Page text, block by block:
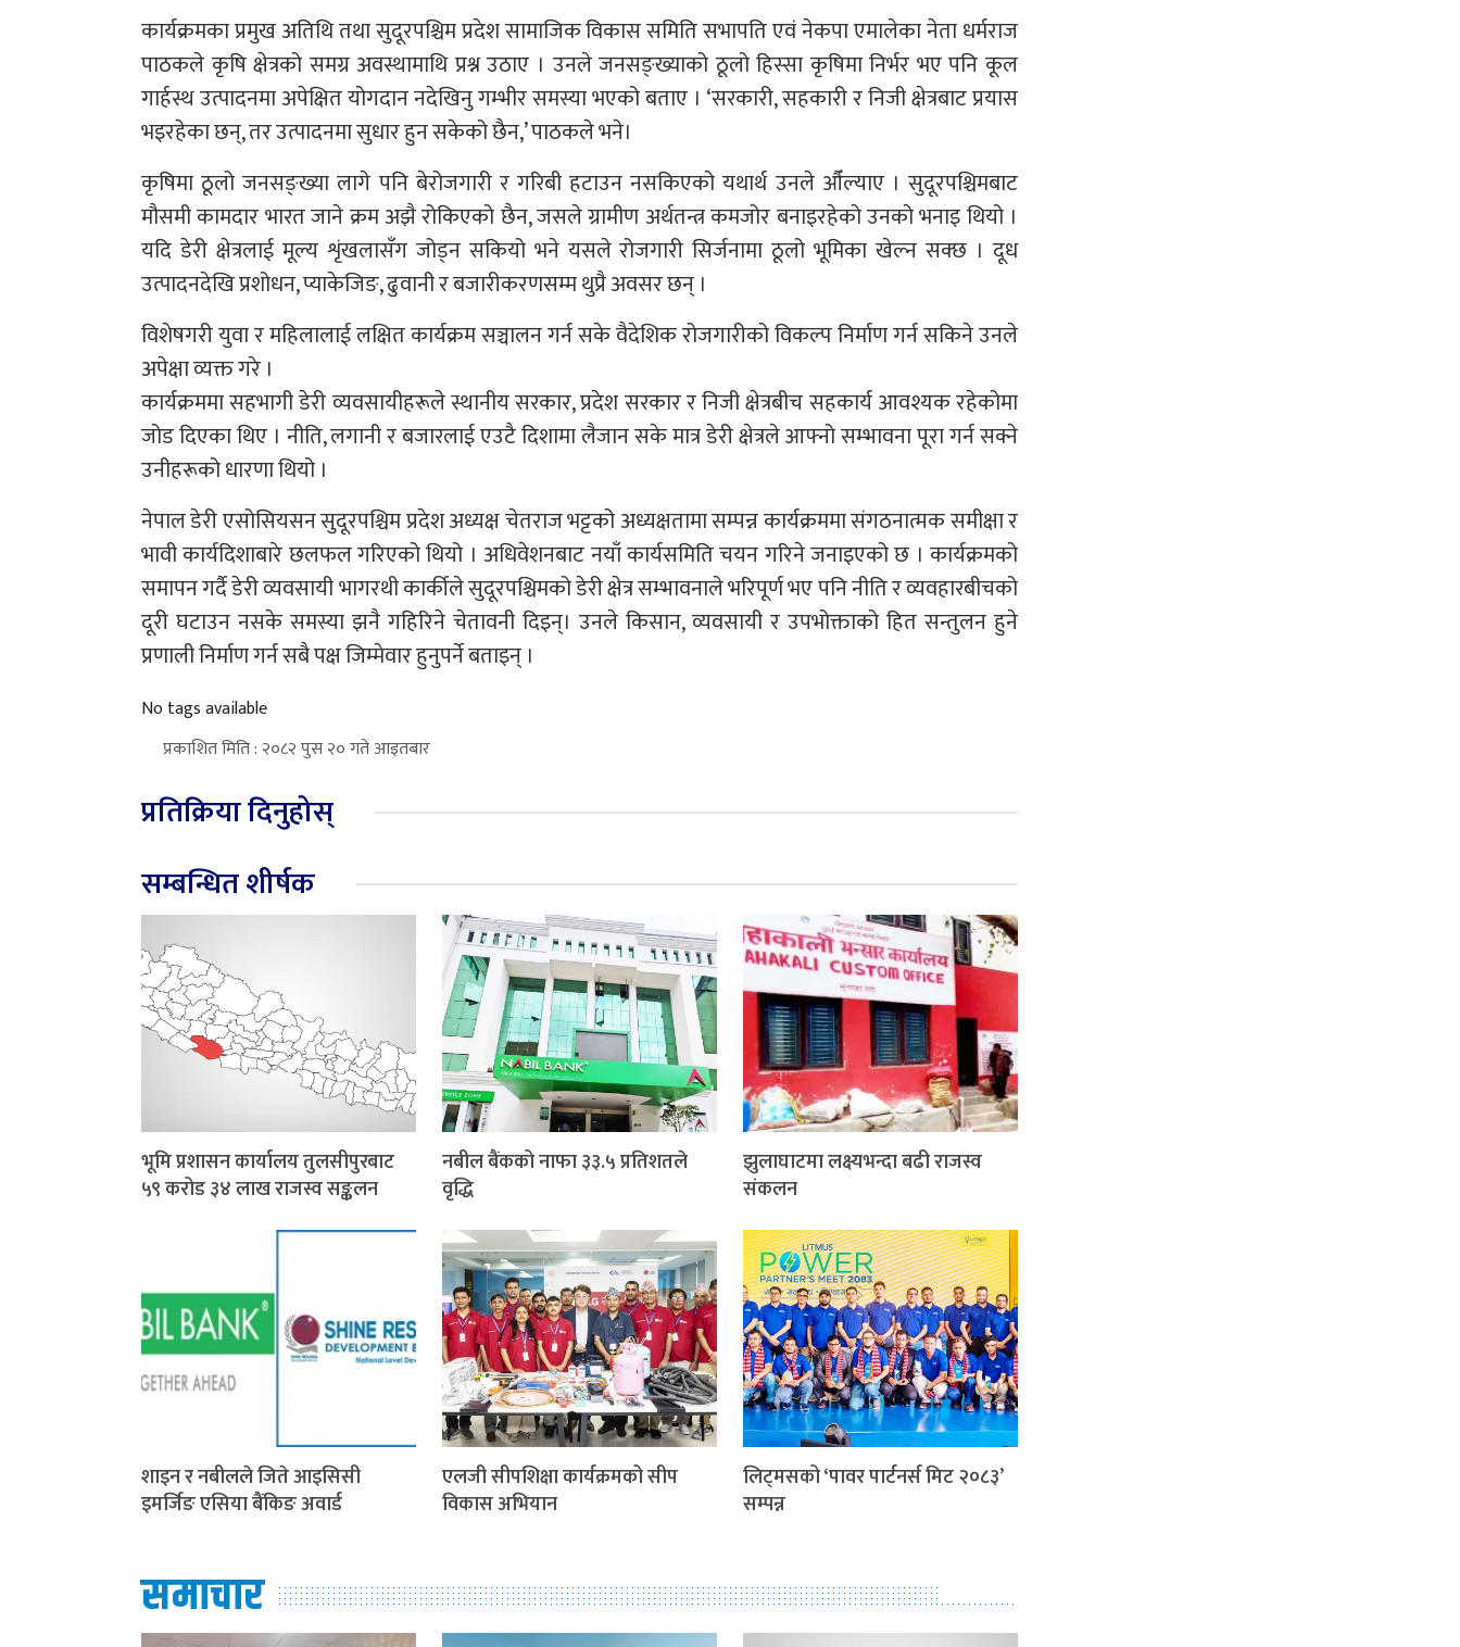
कार्यक्रमका प्रमुख अतिथि तथा सुदूरपश्चिम प्रदेश सामाजिक विकास समिति सभापति एवं नेकपा एमालेका नेता धर्मराज
पाठकले कृषि क्षेत्रको समग्र अवस्थामाथि प्रश्न उठाए । उनले जनसङ्ख्याको ठूलो हिस्सा कृषिमा निर्भर भए पनि कूल
गार्हस्थ उत्पादनमा अपेक्षित योगदान नदेखिनु गम्भीर समस्या भएको बताए । ‘सरकारी, सहकारी र निजी क्षेत्रबाट प्रयास
भइरहेका छन्, तर उत्पादनमा सुधार हुन सकेको छैन,’ पाठकले भने।
कृषिमा ठूलो जनसङ्ख्या लागे पनि बेरोजगारी र गरिबी हटाउन नसकिएको यथार्थ उनले औँल्याए । सुदूरपश्चिमबाट
मौसमी कामदार भारत जाने क्रम अझै रोकिएको छैन, जसले ग्रामीण अर्थतन्त्र कमजोर बनाइरहेको उनको भनाइ थियो ।
यदि डेरी क्षेत्रलाई मूल्य शृंखलासँग जोड्न सकियो भने यसले रोजगारी सिर्जनामा ठूलो भूमिका खेल्न सक्छ । दूध
उत्पादनदेखि प्रशोधन, प्याकेजिङ, ढुवानी र बजारीकरणसम्म थुप्रै अवसर छन् ।
विशेषगरी युवा र महिलालाई लक्षित कार्यक्रम सञ्चालन गर्न सके वैदेशिक रोजगारीको विकल्प निर्माण गर्न सकिने उनले
अपेक्षा व्यक्त गरे ।
कार्यक्रममा सहभागी डेरी व्यवसायीहरूले स्थानीय सरकार, प्रदेश सरकार र निजी क्षेत्रबीच सहकार्य आवश्यक रहेकोमा
जोड दिएका थिए । नीति, लगानी र बजारलाई एउटै दिशामा लैजान सके मात्र डेरी क्षेत्रले आफ्नो सम्भावना पूरा गर्न सक्ने
उनीहरूको धारणा थियो ।
नेपाल डेरी एसोसियसन सुदूरपश्चिम प्रदेश अध्यक्ष चेतराज भट्टको अध्यक्षतामा सम्पन्न कार्यक्रममा संगठनात्मक समीक्षा र
भावी कार्यदिशाबारे छलफल गरिएको थियो । अधिवेशनबाट नयाँ कार्यसमिति चयन गरिने जनाइएको छ । कार्यक्रमको
समापन गर्दै डेरी व्यवसायी भागरथी कार्कीले सुदूरपश्चिमको डेरी क्षेत्र सम्भावनाले भरिपूर्ण भए पनि नीति र व्यवहारबीचको
दूरी घटाउन नसके समस्या झनै गहिरिने चेतावनी दिइन्। उनले किसान, व्यवसायी र उपभोक्ताको हित सन्तुलन हुने
प्रणाली निर्माण गर्न सबै पक्ष जिम्मेवार हुनुपर्ने बताइन् ।
No tags available
प्रकाशित मिति : २०८२ पुस २० गते आइतबार
प्रतिक्रिया दिनुहोस्
सम्बन्धित शीर्षक
भूमि प्रशासन कार्यालय तुलसीपुरबाट
५९ करोड ३४ लाख राजस्व सङ्कलन
नबील बैंकको नाफा ३३.५ प्रतिशतले
वृद्धि
झुलाघाटमा लक्ष्यभन्दा बढी राजस्व
संकलन
शाइन र नबीलले जिते आइसिसी
इमर्जिङ एसिया बैंकिङ अवार्ड
एलजी सीपशिक्षा कार्यक्रमको सीप
विकास अभियान
लिट्मसको ‘पावर पार्टनर्स मिट २०८३’
सम्पन्न
समाचार